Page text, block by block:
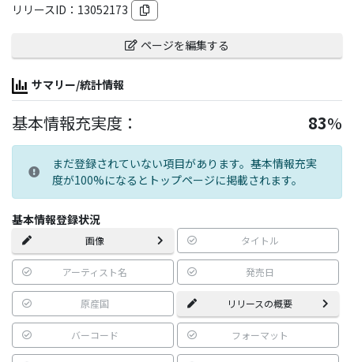
リリースID： 13052173
ページを編集する
サマリー/統計情報
基本情報充実度： 83%
まだ登録されていない項目があります。基本情報充実
度が100%になるとトップページに掲載されます。
基本情報登録状況
画像 タイトル
アーティスト名 発売日
原産国 リリースの概要
バーコード フォーマット